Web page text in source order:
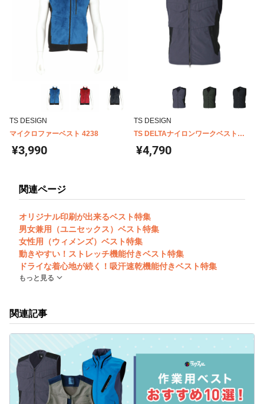
TS DESIGN
マイクロファーベスト 4238
¥3,990
TS DESIGN
TS DELTAナイロンワークベスト
5438
¥4,790
関連ページ
オリジナル印刷が出来るベスト特集
男女兼用（ユニセックス）ベスト特集
女性用（ウィメンズ）ベスト特集
動きやすい！ストレッチ機能付きベスト特集
ドライな着心地が続く！吸汗速乾機能付きベスト特集
もっと見る
関連記事